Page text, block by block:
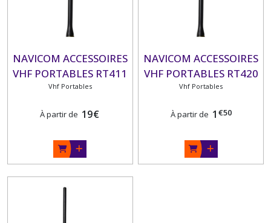
NAVICOM ACCESSOIRES
VHF PORTABLES RT411
Vhf Portables
À partir de 19€
NAVICOM ACCESSOIRES
VHF PORTABLES RT420
/ RT420DSC ET
Vhf Portables
À partir de 1 €50